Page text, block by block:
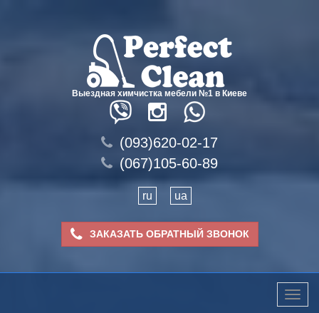
Выездная химчистка мебели №1 в Киеве
(093)620-02-17
(067)105-60-89
ru ua
ЗАКАЗАТЬ ОБРАТНЫЙ ЗВОНОК
Toggle